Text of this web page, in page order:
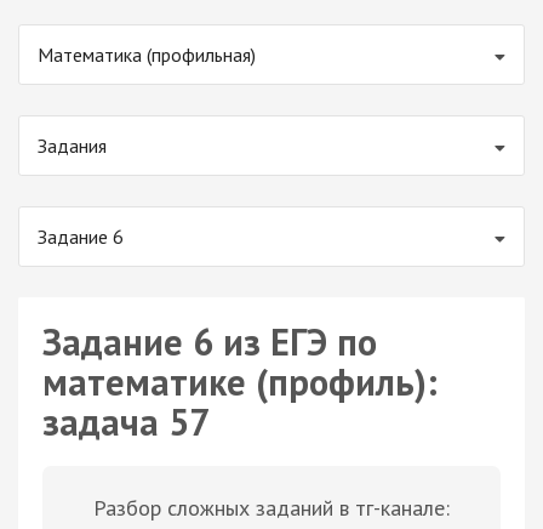
Математика (профильная)
Задания
Задание 6
Задание 6 из ЕГЭ по
математике (профиль):
задача 57
Разбор сложных заданий в тг-канале: